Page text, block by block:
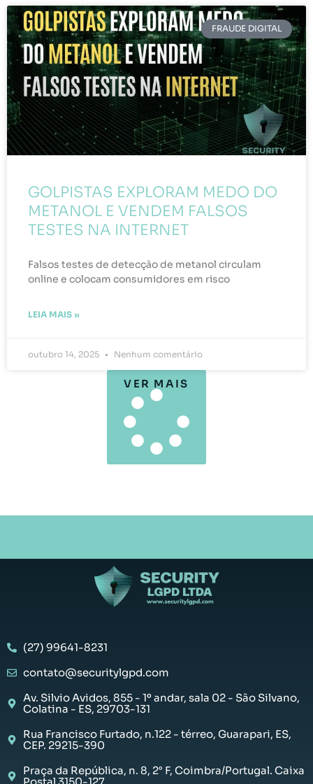
FRAUDE DIGITAL
GOLPISTAS EXPLORAM MEDO DO
METANOL E VENDEM FALSOS
TESTES NA INTERNET
Falsos testes de detecção de metanol circulam
online e colocam consumidores em risco
LEIA MAIS »
outubro 14, 2025 Nenhum comentário
VER MAIS
(27) 99641-8231
contato@securitylgpd.com
Av. Silvio Avidos, 855 - 1º andar, sala 02 - São Silvano,
Colatina - ES, 29703-131
Rua Francisco Furtado, n.122 - térreo, Guarapari, ES,
CEP. 29215-390
Praça da República, n. 8, 2° F, Coimbra/Portugal. Caixa